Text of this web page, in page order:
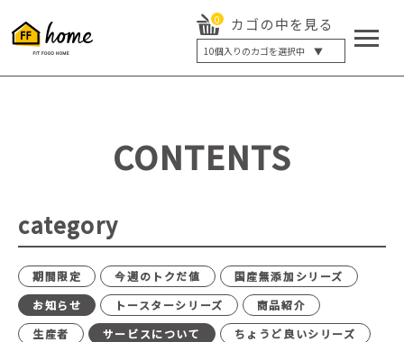
0 カゴの中を見る
10個入りのカゴを選択中 ▼
5個入り
20個入り
最大12%OFF
CONTENTS
category
期間限定 今週のトクだ値
国産無添加シリーズ
お知らせ
トースターシリーズ
商品紹介
生産者
サービスについて
ちょうど良いシリーズ